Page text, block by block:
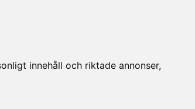
innehåll och riktade annonser,